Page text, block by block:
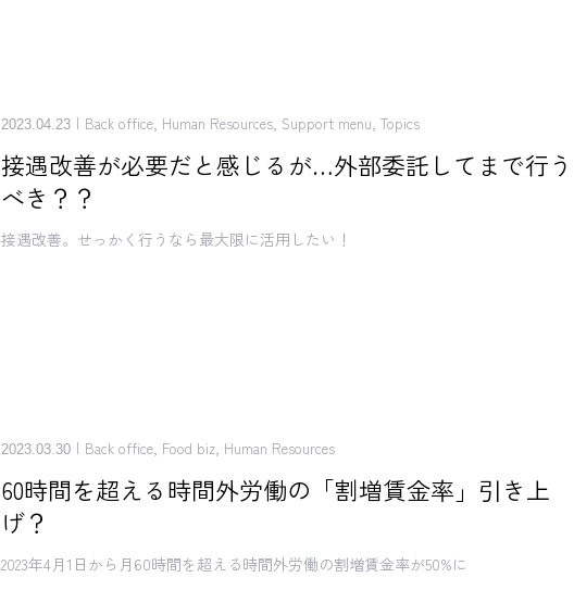
2023.04.23 Back office Human Resources Support menu ,Topics
接遇改善が必要だと感じるが…外部委託してまで行う
べき？？
接遇改善。せっかく行うなら最大限に活用したい！
2023.03.30 Back office, Food biz, Human Resources
60時間を超える時間外労働の「割増賃金率」引き上
げ？
2023年4月1日から月60時間を超える時間外労働の割増賃金率が50%に